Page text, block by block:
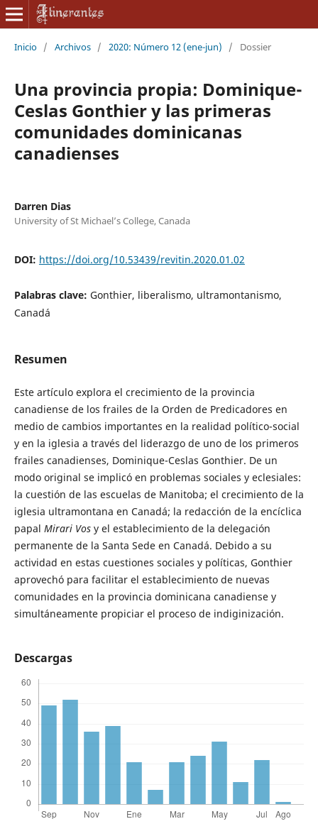
Inicio / Archivos / 2020: Número 12 (ene-jun) / Dossier
Una provincia propia: Dominique-
Ceslas Gonthier y las primeras
comunidades dominicanas
canadienses
Darren Dias
University of St Michael’s College, Canada
DOI: https://doi.org/10.53439/revitin.2020.01.02
Palabras clave: Gonthier, liberalismo, ultramontanismo,
Canadá
Resumen
Este artículo explora el crecimiento de la provincia
canadiense de los frailes de la Orden de Predicadores en
medio de cambios importantes en la realidad político-social
y en la iglesia a través del liderazgo de uno de los primeros
frailes canadienses, Dominique-Ceslas Gonthier. De un
modo original se implicó en problemas sociales y eclesiales:
la cuestión de las escuelas de Manitoba; el crecimiento de la
iglesia ultramontana en Canadá; la redacción de la encíclica
papal Mirari Vosy el establecimiento de la delegación
permanente de la Santa Sede en Canadá. Debido a su
actividad en estas cuestiones sociales y políticas, Gonthier
aprovechó para facilitar el establecimiento de nuevas
comunidades en la provincia dominicana canadiense y
simultáneamente propiciar el proceso de indiginización.
Descargas